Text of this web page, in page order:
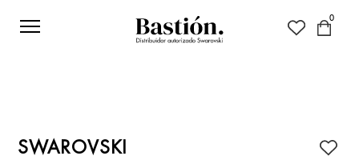
0
SWAROVSKI